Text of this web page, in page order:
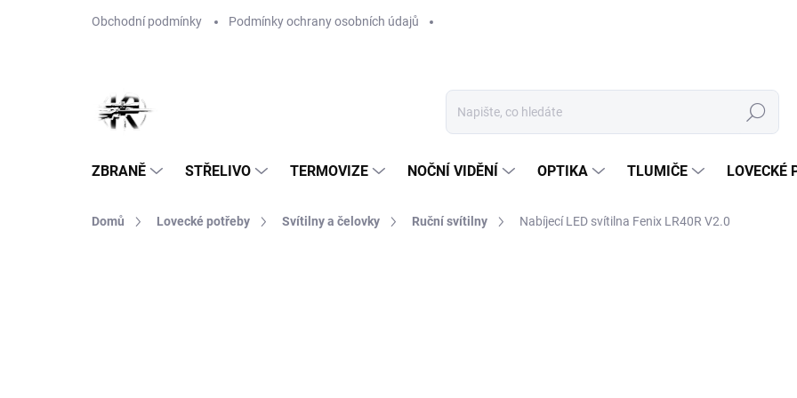
Obchodní podmínky Podmínky ochrany osobních údajů
Hledat
ZBRANĚ STŘELIVO TERMOVIZE NOČNÍ VIDĚNÍ OPTIKA TLUMIČE LOVECKÉ
Domů Lovecké potřeby Svítilny a čelovky Ruční svítilny Nabíjecí LED svítilna Fenix LR40R V2.0